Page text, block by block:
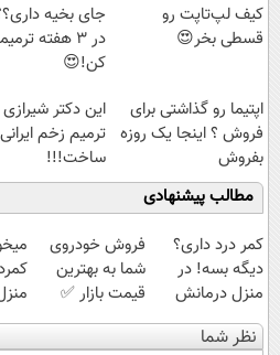
کیف لپ‌تاپت رو
قسطی بخر😍
جای بخیه
در 3 هفته
کن!😍
اپتیما رو گذاشتی برای
فروش ؟ اینجا یک روزه
بفروش
این دکتر
ترمیم زخم ایرانی
ساخت!!!
مطالب پیشنهادی
کمر درد داری؟
دیگه بسه! در
منزل درمانش
کن
(◀پرسش‌نامه)
فروش خودروی
شما به بهترین
قیمت بازار ✅
نظر شما